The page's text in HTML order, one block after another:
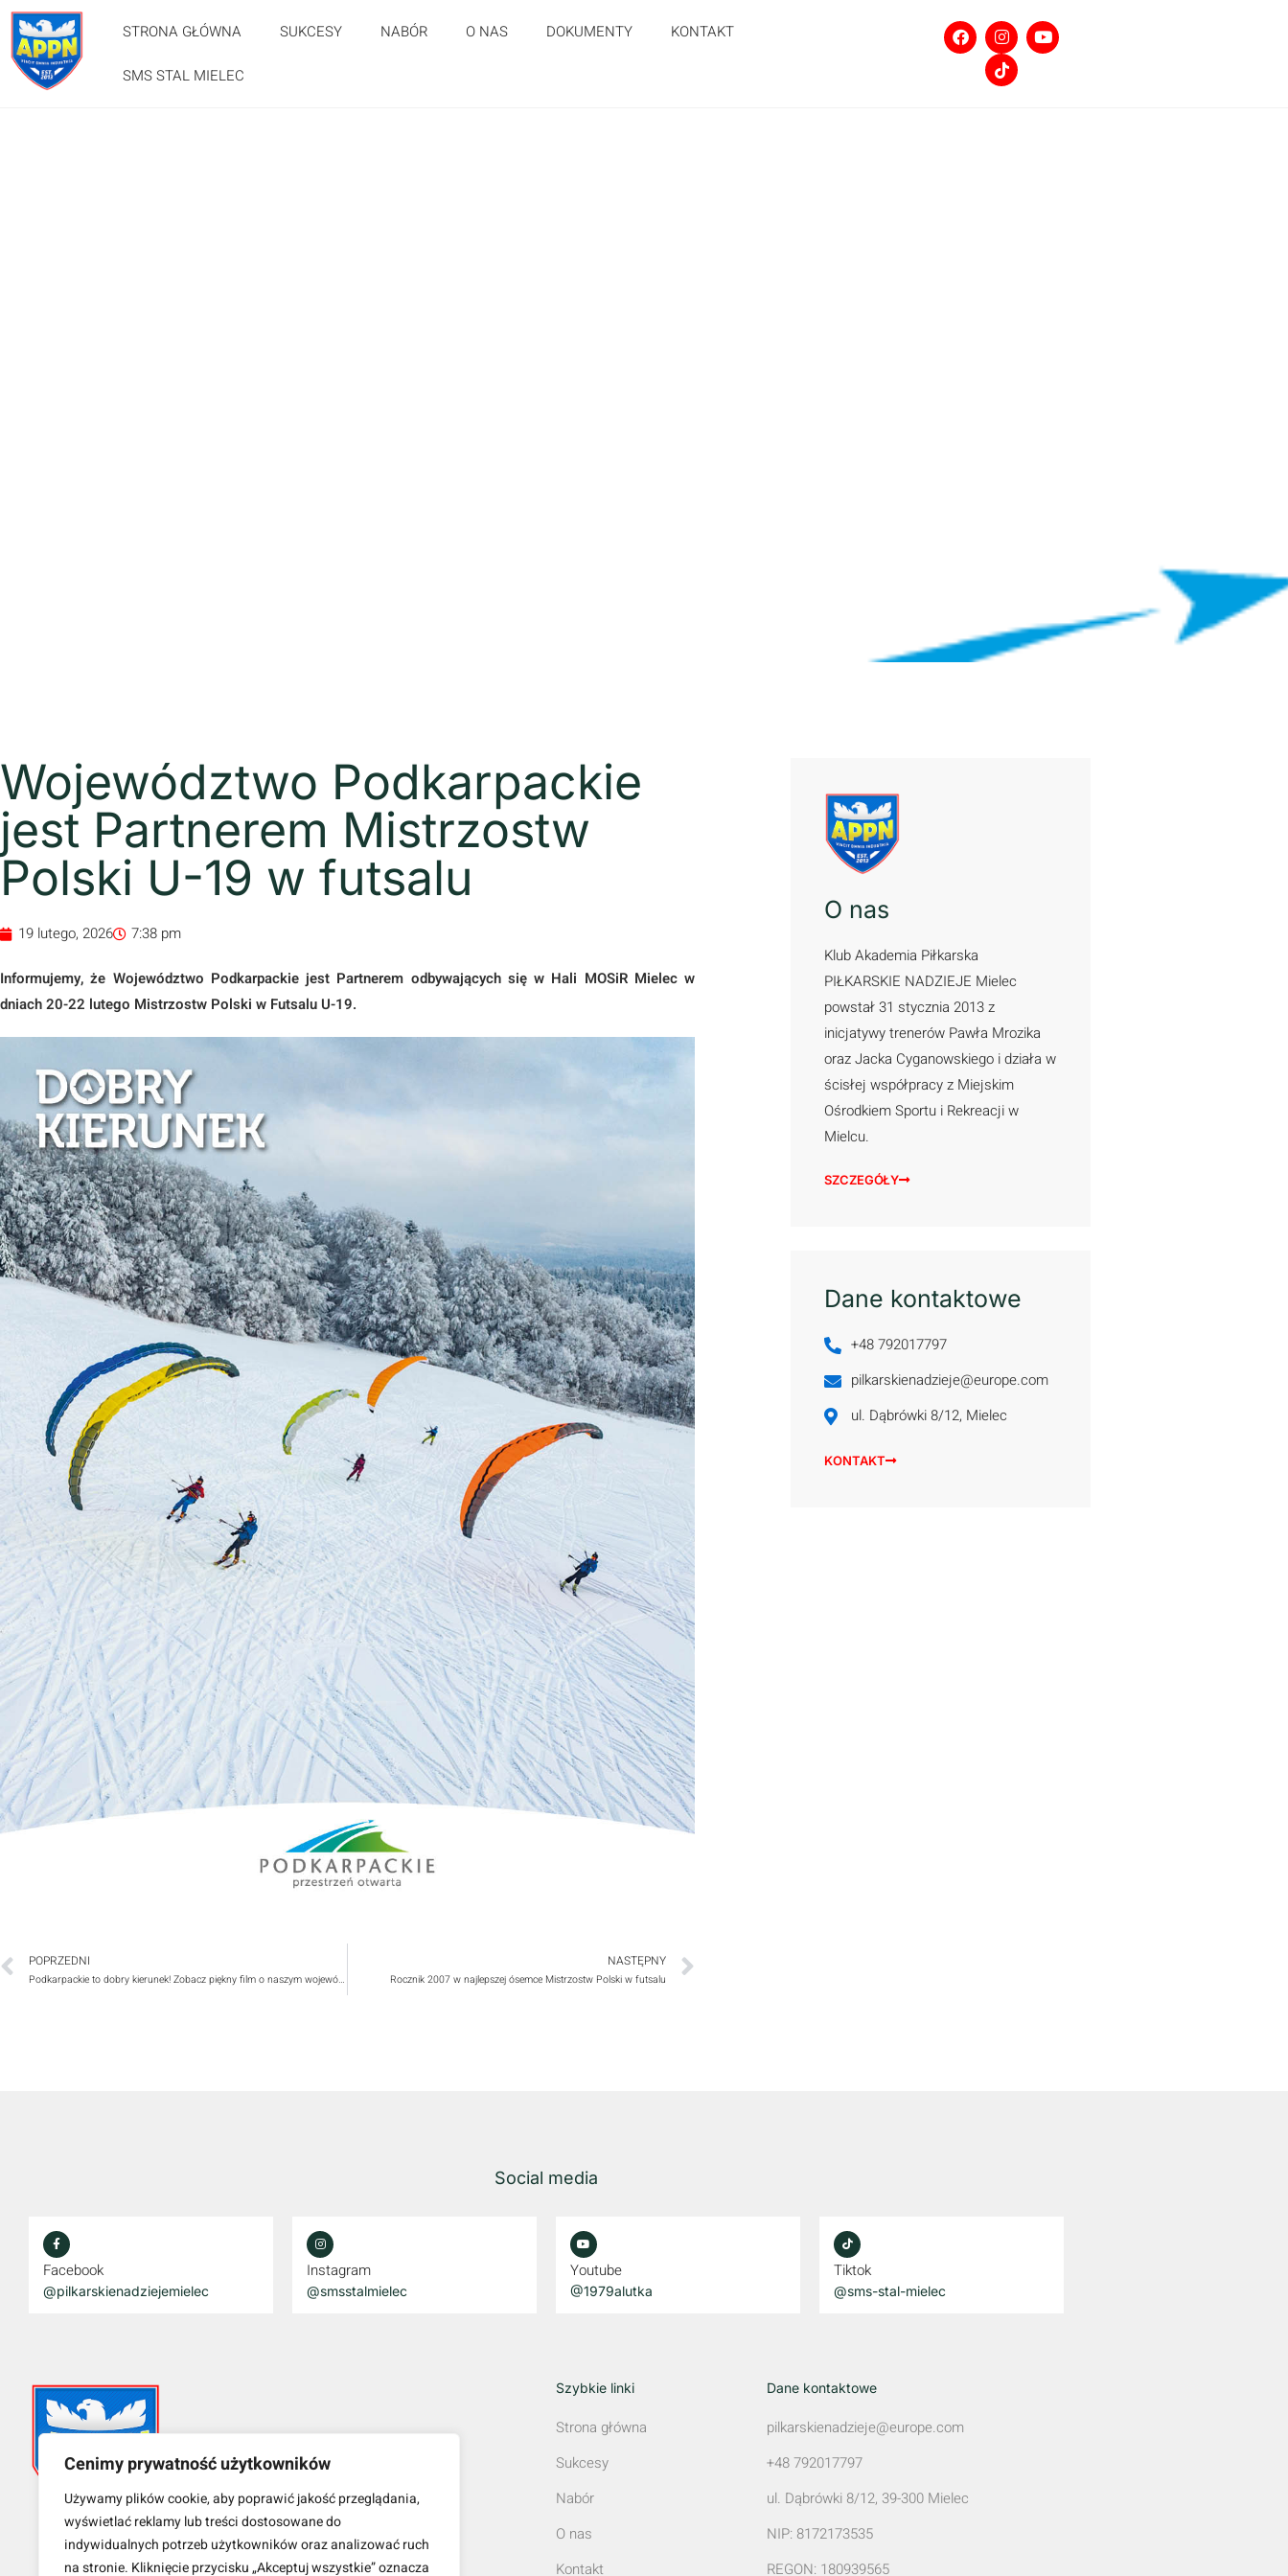
Cenimy prywatność użytkowników
Używamy plików cookie, aby poprawić jakość przeglądania,
wyświetlać reklamy lub treści dostosowane do
indywidualnych potrzeb użytkowników oraz analizować ruch
na stronie. Kliknięcie przycisku „Akceptuj wszystkie” oznacza
STRONA GŁÓWNA SUKCESY NABÓR O NAS DOKUMENTY KONTAKT
SMS STAL MIELEC
Województwo Podkarpackie
jest Partnerem Mistrzostw
Polski U-19 w futsalu
19 lutego, 2026 7:38 pm
Informujemy, że Województwo Podkarpackie jest Partnerem odbywających się w Hali MOSiR Mielec w
dniach 20-22 lutego Mistrzostw Polski w Futsalu U-19.
POPRZEDNI
Podkarpackie to dobry kierunek! Zobacz piękny film o naszym województwie
NASTĘPNY
Rocznik 2007 w najlepszej ósemce Mistrzostw Polski w futsalu
O nas
Klub Akademia Piłkarska
PIŁKARSKIE NADZIEJE Mielec
powstał 31 stycznia 2013 z
inicjatywy trenerów Pawła Mrozika
oraz Jacka Cyganowskiego i działa w
ścisłej współpracy z Miejskim
Ośrodkiem Sportu i Rekreacji w
Mielcu.
SZCZEGÓŁY
Dane kontaktowe
+48 792017797
pilkarskienadzieje@europe.com
ul. Dąbrówki 8/12, Mielec
KONTAKT
Social media
Facebook
@pilkarskienadziejemielec
Instagram
@smsstalmielec
Youtube
@1979alutka
Tiktok
@sms-stal-mielec
Szybkie linki
Strona główna
Sukcesy
Nabór
O nas
Kontakt
Dane kontaktowe
pilkarskienadzieje@europe.com
+48 792017797
ul. Dąbrówki 8/12, 39-300 Mielec
NIP: 8172173535
REGON: 180939565